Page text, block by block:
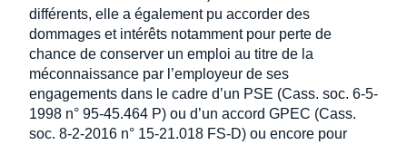
différents, elle a également pu accorder des
dommages et intérêts notamment pour perte de
chance de conserver un emploi au titre de la
méconnaissance par l’employeur de ses
engagements dans le cadre d’un PSE (Cass. soc. 6-5-
1998 n° 95-45.464 P) ou d’un accord GPEC (Cass.
soc. 8-2-2016 n° 15-21.018 FS-D) ou encore pour